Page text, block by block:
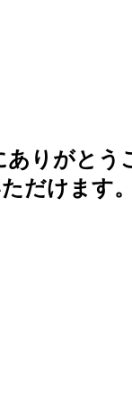
りがとう
だけます。